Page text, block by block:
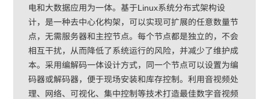
电和大数据应用为一体。基于Linux系统分布式架构设
计，是一种去中心化构架，可以实现可扩展的任意数量节
点，无需服务器和主控节点。每个节点都是独立的，不会
相互干扰，从而降低了系统运行的风险，并减少了维护成
本。采用编解码一体设计方式，同一个节点可以设置为编
码器或解码器，便于现场安装和库存控制。利用音视频处
理、网络、可视化、集中控制等技术打造最佳数字音视频